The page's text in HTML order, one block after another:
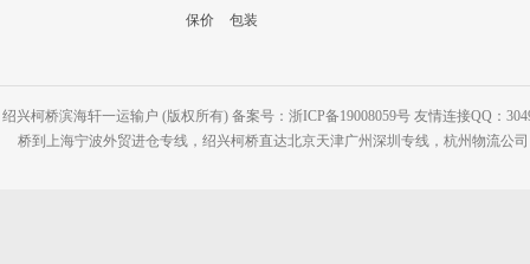
保价
包装
绍兴柯桥滨海轩一运输户 (版权所有) 备案号：浙ICP备19008059号 友情连接QQ：
桥到上海宁波外贸进仓专线，绍兴柯桥直达北京天津广州深圳专线，杭州物流公